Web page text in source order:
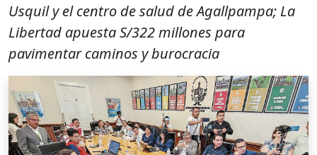
Usquil y el centro de salud de Agallpampa; La
Libertad apuesta S/322 millones para
pavimentar caminos y burocracia